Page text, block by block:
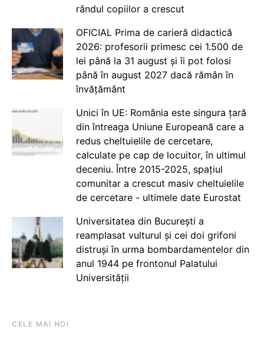
rândul copiilor a crescut
OFICIAL Prima de carieră didactică
2026: profesorii primesc cei 1.500 de
lei până la 31 august și îi pot folosi
până în august 2027 dacă rămân în
învățământ
Unici în UE: România este singura țară
din întreaga Uniune Europeană care a
redus cheltuielile de cercetare,
calculate pe cap de locuitor, în ultimul
deceniu. Între 2015-2025, spațiul
comunitar a crescut masiv cheltuielile
de cercetare - ultimele date Eurostat
Universitatea din București a
reamplasat vulturul și cei doi grifoni
distruși în urma bombardamentelor din
anul 1944 pe frontonul Palatului
Universității
CELE MAI NOI